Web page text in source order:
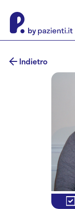
Indietro